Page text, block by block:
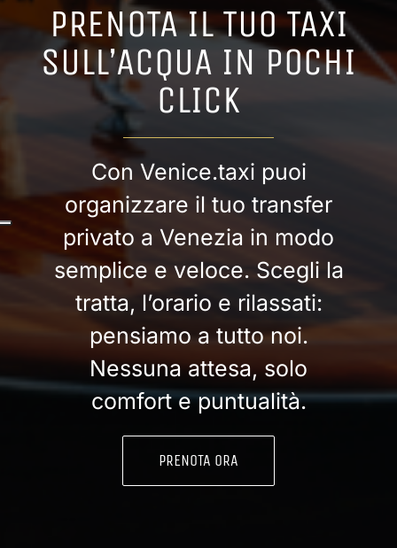
PRENOTA IL TUO TAXI
SULL’ACQUA IN POCHI
CLICK
Con Venice.taxi puoi
organizzare il tuo transfer
privato a Venezia in modo
semplice e veloce. Scegli la
tratta, l’orario e rilassati:
pensiamo a tutto noi.
Nessuna attesa, solo
comfort e puntualità.
PRENOTA ORA